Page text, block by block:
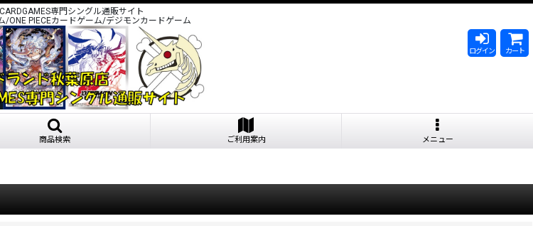
専門シングル通販サイト
/ONE PIECEカードゲーム/デジモンカードゲーム
ログイン カート
商品検索 ご利用案内 メニュー